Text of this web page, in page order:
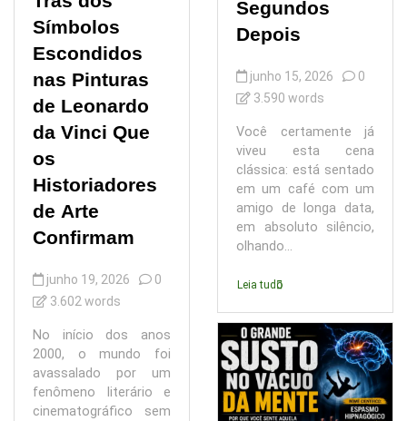
Símbolos
Escondidos
nas Pinturas
de Leonardo
da Vinci Que
os
Historiadores
de Arte
Confirmam
junho 19, 2026
0
3.602 words
No início dos anos
2000, o mundo foi
avassalado por um
fenômeno literário e
cinematográfico sem
Segundos
Depois
junho 15, 2026
0
3.590 words
Você certamente já
viveu esta cena
clássica: está sentado
em um café com um
amigo de longa data,
em absoluto silêncio,
olhando...
Leia tudo